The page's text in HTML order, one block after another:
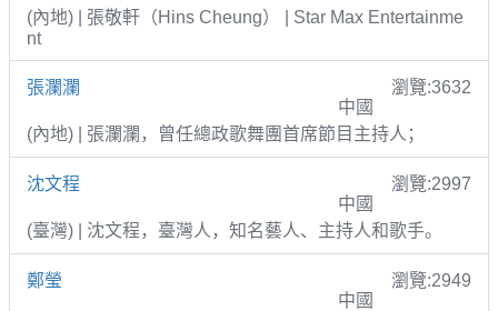
(內地) | 張敬軒（Hins Cheung） | Star Max Entertainme
nt
張瀾瀾
瀏覽:3632
中國
(內地) | 張瀾瀾，曾任總政歌舞團首席節目主持人；
沈文程
瀏覽:2997
中國
(臺灣) | 沈文程，臺灣人，知名藝人、主持人和歌手。
鄭瑩
瀏覽:2949
中國